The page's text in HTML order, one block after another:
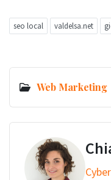
seo local valdelsa.net
Web Marketing